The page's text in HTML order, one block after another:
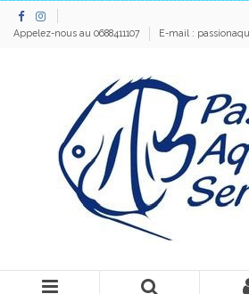
Appelez-nous au 0688411107 E-mail :